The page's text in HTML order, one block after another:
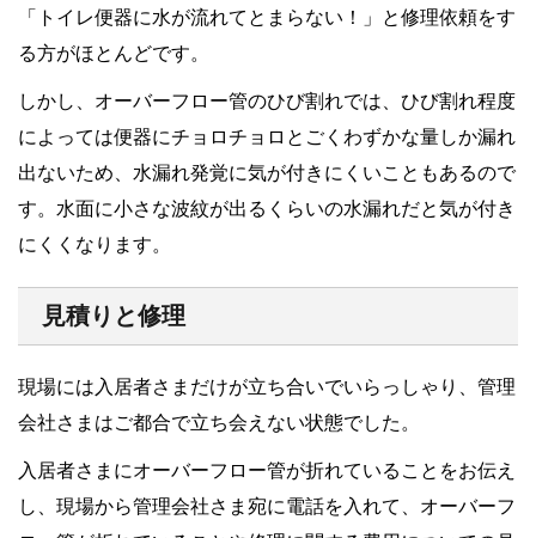
「トイレ便器に水が流れてとまらない！」と修理依頼をす
る方がほとんどです。
しかし、オーバーフロー管のひび割れでは、ひび割れ程度
によっては便器にチョロチョロとごくわずかな量しか漏れ
出ないため、水漏れ発覚に気が付きにくいこともあるので
す。水面に小さな波紋が出るくらいの水漏れだと気が付き
にくくなります。
見積りと修理
現場には入居者さまだけが立ち合いでいらっしゃり、管理
会社さまはご都合で立ち会えない状態でした。
入居者さまにオーバーフロー管が折れていることをお伝え
し、現場から管理会社さま宛に電話を入れて、オーバーフ